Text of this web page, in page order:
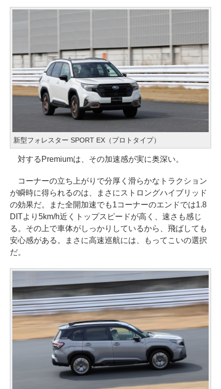
新型フォレスター SPORT EX（プロトタイプ）
対するPremiumは、その加速感が実に奥深い。
コーナーの立ち上がりで分厚く滑らかなトラクション
が瞬時に得られるのは、まさにストロングハイブリッド
の効果だ。また全開加速でも1コーナーのエンドでは1.8
DITより5km/h近くトップスピードが高く、速さも感じ
る。その上で車体がしっかりしているから、飛ばしても
安心感がある。まさに高速巡航には、もってこいの選択
だ。